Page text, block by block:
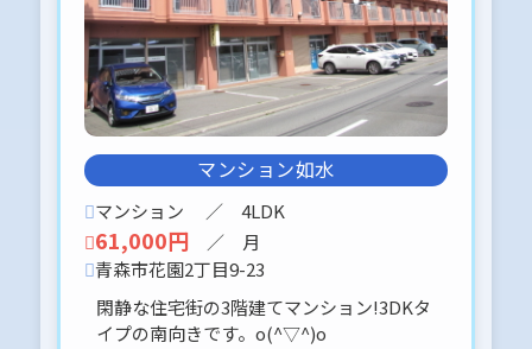
国道近く
交通便利
オートロック式マンション １LDKで
す。
内見に関しては、事前予約をお願いし
ます。
*:.。.(＊๓´╰╯`๓＊).。.:*
2025-12-22
金沢4丁目にリフォーム済
カーポート付。５DKタイプの売家で
す。
780万円になります。
マンション如水
マンション ／ 4LDK
61,000円／ 月
青森市花園2丁目9-23
閑静な住宅街の3階建てマンション!3DKタ
イプの南向きです。o(^▽^)o